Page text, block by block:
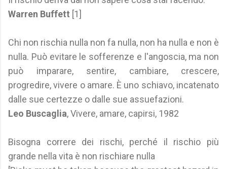
Warren Buffett [1]
Chi non rischia nulla non fa nulla, non ha nulla e non è
nulla. Può evitare le sofferenze e l'angoscia, ma non
può imparare, sentire, cambiare, crescere,
progredire, vivere o amare. È uno schiavo, incatenato
dalle sue certezze o dalle sue assuefazioni.
Leo Buscaglia, Vivere, amare, capirsi, 1982
Bisogna correre dei rischi, perché il rischio più
grande nella vita è non rischiare nulla